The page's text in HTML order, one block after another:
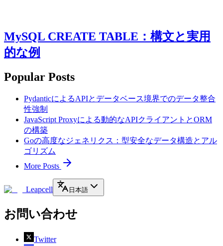
MySQL CREATE TABLE：構文と実用
的な例
Popular Posts
PydanticによるAPIとデータベース境界でのデータ整合
性強制
JavaScript Proxyによる動的なAPIクライアントとORM
の構築
Goの高度なジェネリクス：型安全なデータ構造とアル
ゴリズム
More Posts
Leapcell 日本語
お問い合わせ
Twitter